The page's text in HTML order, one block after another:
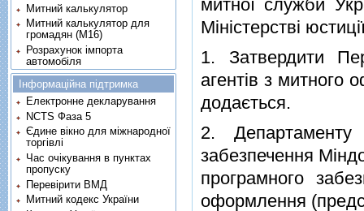
митної служби
Міністерстві
1. Затвердити
агентів з митного
додається.
2. Департаменту
забезпечення
програмного
оформлення
Митний калькулятор
Митний калькулятор для
громадян (М16)
Розрахунок імпорта
автомобіля
Інформаційна підтримка
Електронне декларування
NCTS Фаза 5
Єдине вікно для міжнародної
торгівлі
Час очікування в пунктах
пропуску
Перевірити ВМД
Митний кодекс України